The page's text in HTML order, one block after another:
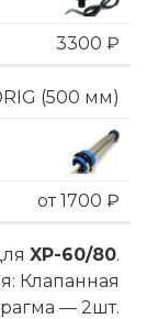
3300 ₽
(500 мм)
от 1700 ₽
XP-60/80.
Клапанная
— 2шт.